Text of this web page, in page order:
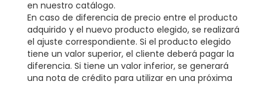
en nuestro catálogo.
En caso de diferencia de precio entre el producto
adquirido y el nuevo producto elegido, se realizará
el ajuste correspondiente. Si el producto elegido
tiene un valor superior, el cliente deberá pagar la
diferencia. Si tiene un valor inferior, se generará
una nota de crédito para utilizar en una próxima